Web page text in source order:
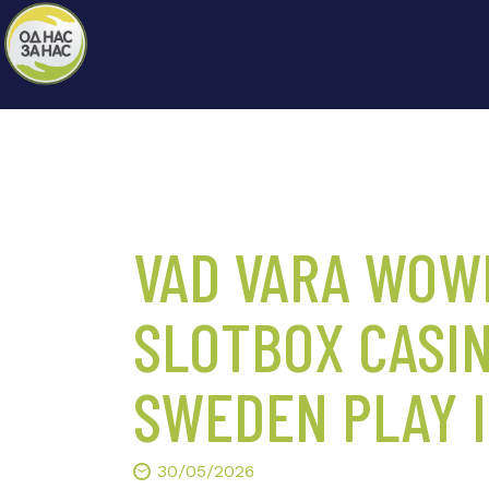
VAD VARA
SLOTBOX
SWEDEN PLAY
30/05/2026